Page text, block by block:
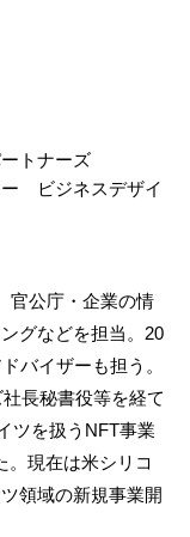
トナーズ
ー ビジネスデザイ
官公庁・企業の情
グなどを担当。20
バイザーも担う。
長秘書役等を経て
ツを扱うNFT事業
。現在は米シリコ
領域の新規事業開